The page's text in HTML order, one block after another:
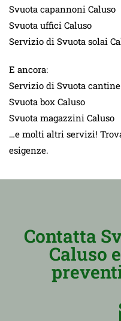
Svuota capannoni Caluso
Svuota uffici Caluso
Servizio di Svuota solai
E ancora:
Servizio di Svuota cantine
Svuota box Caluso
Svuota magazzini Caluso
…e molti altri servizi!
esigenze.
Contatta
Caluso